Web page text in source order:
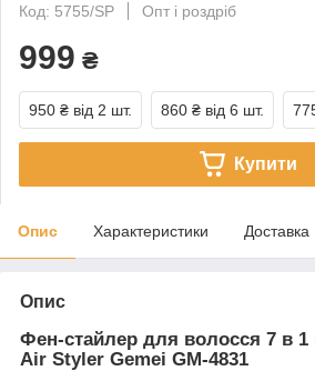
Код: 5755/SP
Опт і роздріб
999 ₴
950 ₴ від 2 шт. 860 ₴ від 6 шт.
Купити
Опис Характеристики Доставка
Опис
Фен-стайлер для волосся 7 в
Air Styler Gemei GM-4831